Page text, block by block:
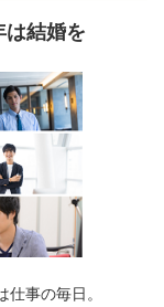
は結婚を
事の毎日。